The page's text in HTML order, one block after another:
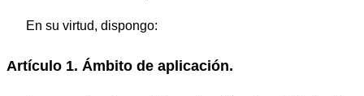
En su virtud, dispongo:
Artículo 1. Ámbito de aplicación.